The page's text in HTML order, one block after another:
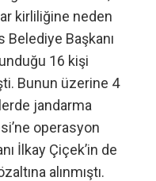
kirliliğine neden
Belediye Başkanı
16 kişi
Bunun üzerine 4
jandarma
operasyon
İlkay Çiçek’in de
alınmıştı.